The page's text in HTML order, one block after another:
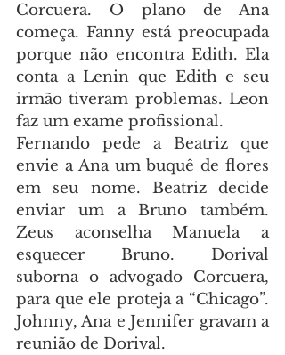
Corcuera. O plano de Ana
começa. Fanny está preocupada
porque não encontra Edith. Ela
conta a Lenin que Edith e seu
irmão tiveram problemas. Leon
faz um exame profissional.
Fernando pede a Beatriz que
envie a Ana um buquê de flores
em seu nome. Beatriz decide
enviar um a Bruno também.
Zeus aconselha Manuela a
esquecer Bruno. Dorival
suborna o advogado Corcuera,
para que ele proteja a “Chicago”.
Johnny, Ana e Jennifer gravam a
reunião de Dorival.